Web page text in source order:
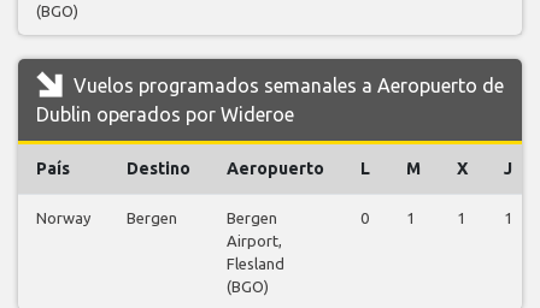
(BGO)
Vuelos programados semanales a Aeropuerto de
Dublin operados por Wideroe
País Destino Aeropuerto L M X J
Norway Bergen
Bergen
Airport,
Flesland
(BGO)
0 1 1 1